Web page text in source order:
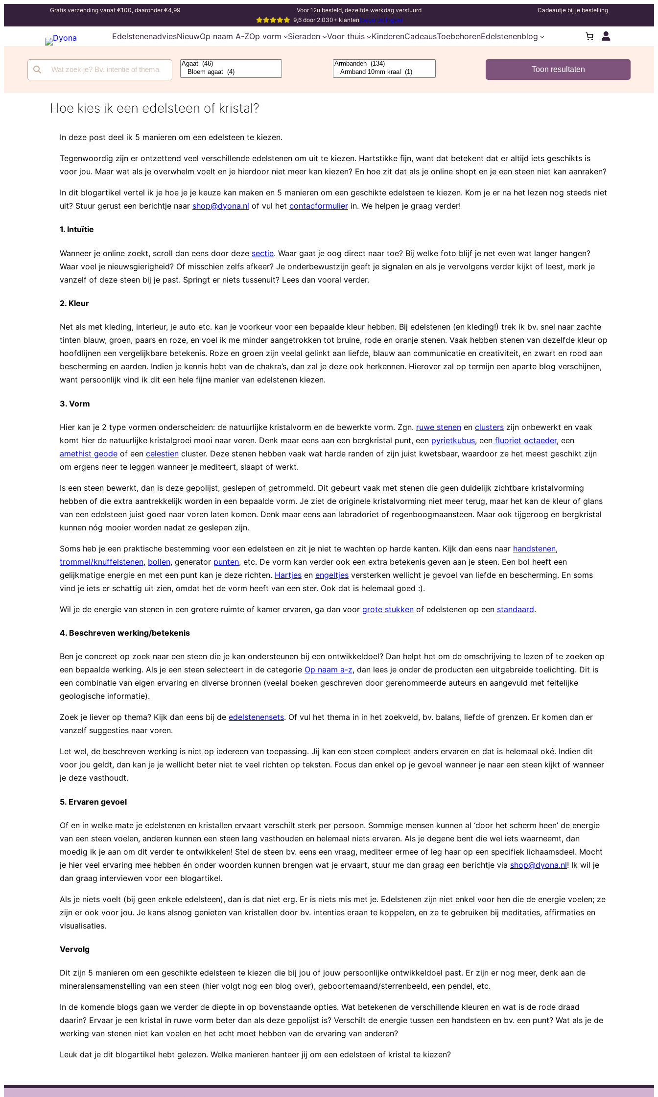
Gratis verzending vanaf €100, daaronder €4,99 Voor 12u besteld, dezelfde werkdag verstuurd
Cadeautje bij je bestelling
9,6 door 2.030+ klanten(beoordelingen)
EdelstenenadviesNieuwOp naam A-ZOp vorm Sieraden Voor thuis KinderenCadeausToebehorenEdelstenenblog
Hoe kies ik een edelsteen of kristal?
In deze post deel ik 5 manieren om een edelsteen te kiezen.
Tegenwoordig zijn er ontzettend veel verschillende edelstenen om uit te kiezen. Hartstikke fijn, want dat betekent dat er altijd iets geschikts is
voor jou. Maar wat als je overwhelm voelt en je hierdoor niet meer kan kiezen? En hoe zit dat als je online shopt en je een steen niet kan aanraken?
In dit blogartikel vertel ik je hoe je je keuze kan maken en 5 manieren om een geschikte edelsteen te kiezen. Kom je er na het lezen nog steeds niet
uit? Stuur gerust een berichtje naar shop@dyona.nl of vul het contacformulier in. We helpen je graag verder!
1. Intuïtie
Wanneer je online zoekt, scroll dan eens door deze sectie. Waar gaat je oog direct naar toe? Bij welke foto blijf je net even wat langer hangen?
Waar voel je nieuwsgierigheid? Of misschien zelfs afkeer? Je onderbewustzijn geeft je signalen en als je vervolgens verder kijkt of leest, merk je
vanzelf of deze steen bij je past. Springt er niets tussenuit? Lees dan vooral verder.
2. Kleur
Net als met kleding, interieur, je auto etc. kan je voorkeur voor een bepaalde kleur hebben. Bij edelstenen (en kleding!) trek ik bv. snel naar zachte
tinten blauw, groen, paars en roze, en voel ik me minder aangetrokken tot bruine, rode en oranje stenen. Vaak hebben stenen van dezelfde kleur op
hoofdlijnen een vergelijkbare betekenis. Roze en groen zijn veelal gelinkt aan liefde, blauw aan communicatie en creativiteit, en zwart en rood aan
bescherming en aarden. Indien je kennis hebt van de chakra’s, dan zal je deze ook herkennen. Hierover zal op termijn een aparte blog verschijnen,
want persoonlijk vind ik dit een hele fijne manier van edelstenen kiezen.
3. Vorm
Hier kan je 2 type vormen onderscheiden: de natuurlijke kristalvorm en de bewerkte vorm. Zgn. ruwe stenen en clusters zijn onbewerkt en vaak
komt hier de natuurlijke kristalgroei mooi naar voren. Denk maar eens aan een bergkristal punt, een pyrietkubus, een fluoriet octaeder, een
amethist geode of een celestien cluster. Deze stenen hebben vaak wat harde randen of zijn juist kwetsbaar, waardoor ze het meest geschikt zijn
om ergens neer te leggen wanneer je mediteert, slaapt of werkt.
Is een steen bewerkt, dan is deze gepolijst, geslepen of getrommeld. Dit gebeurt vaak met stenen die geen duidelijk zichtbare kristalvorming
hebben of die extra aantrekkelijk worden in een bepaalde vorm. Je ziet de originele kristalvorming niet meer terug, maar het kan de kleur of glans
van een edelsteen juist goed naar voren laten komen. Denk maar eens aan labradoriet of regenboogmaansteen. Maar ook tijgeroog en bergkristal
kunnen nóg mooier worden nadat ze geslepen zijn.
Soms heb je een praktische bestemming voor een edelsteen en zit je niet te wachten op harde kanten. Kijk dan eens naar handstenen,
trommel/knuffelstenen, bollen, generator punten, etc. De vorm kan verder ook een extra betekenis geven aan je steen. Een bol heeft een
gelijkmatige energie en met een punt kan je deze richten. Hartjes en engeltjes versterken wellicht je gevoel van liefde en bescherming. En soms
vind je iets er schattig uit zien, omdat het de vorm heeft van een ster. Ook dat is helemaal goed :).
Wil je de energie van stenen in een grotere ruimte of kamer ervaren, ga dan voor grote stukken of edelstenen op een standaard.
4. Beschreven werking/betekenis
Ben je concreet op zoek naar een steen die je kan ondersteunen bij een ontwikkeldoel? Dan helpt het om de omschrijving te lezen of te zoeken op
een bepaalde werking. Als je een steen selecteert in de categorie Op naam a-z, dan lees je onder de producten een uitgebreide toelichting. Dit is
een combinatie van eigen ervaring en diverse bronnen (veelal boeken geschreven door gerenommeerde auteurs en aangevuld met feitelijke
geologische informatie).
Zoek je liever op thema? Kijk dan eens bij de edelstenensets. Of vul het thema in in het zoekveld, bv. balans, liefde of grenzen. Er komen dan er
vanzelf suggesties naar voren.
Let wel, de beschreven werking is niet op iedereen van toepassing. Jij kan een steen compleet anders ervaren en dat is helemaal oké. Indien dit
voor jou geldt, dan kan je je wellicht beter niet te veel richten op teksten. Focus dan enkel op je gevoel wanneer je naar een steen kijkt of wanneer
je deze vasthoudt.
5. Ervaren gevoel
Of en in welke mate je edelstenen en kristallen ervaart verschilt sterk per persoon. Sommige mensen kunnen al ‘door het scherm heen’ de energie
van een steen voelen, anderen kunnen een steen lang vasthouden en helemaal niets ervaren. Als je degene bent die wel iets waarneemt, dan
moedig ik je aan om dit verder te ontwikkelen! Stel de steen bv. eens een vraag, mediteer ermee of leg haar op een specifiek lichaamsdeel. Mocht
je hier veel ervaring mee hebben én onder woorden kunnen brengen wat je ervaart, stuur me dan graag een berichtje via shop@dyona.nl! Ik wil je
dan graag interviewen voor een blogartikel.
Als je niets voelt (bij geen enkele edelsteen), dan is dat niet erg. Er is niets mis met je. Edelstenen zijn niet enkel voor hen die de energie voelen; ze
zijn er ook voor jou. Je kans alsnog genieten van kristallen door bv. intenties eraan te koppelen, en ze te gebruiken bij meditaties, affirmaties en
visualisaties.
Vervolg
Dit zijn 5 manieren om een geschikte edelsteen te kiezen die bij jou of jouw persoonlijke ontwikkeldoel past. Er zijn er nog meer, denk aan de
mineralensamenstelling van een steen (hier volgt nog een blog over), geboortemaand/sterrenbeeld, een pendel, etc.
In de komende blogs gaan we verder de diepte in op bovenstaande opties. Wat betekenen de verschillende kleuren en wat is de rode draad
daarin? Ervaar je een kristal in ruwe vorm beter dan als deze gepolijst is? Verschilt de energie tussen een handsteen en bv. een punt? Wat als je de
werking van stenen niet kan voelen en het echt moet hebben van de ervaring van anderen?
Leuk dat je dit blogartikel hebt gelezen. Welke manieren hanteer jij om een edelsteen of kristal te kiezen?